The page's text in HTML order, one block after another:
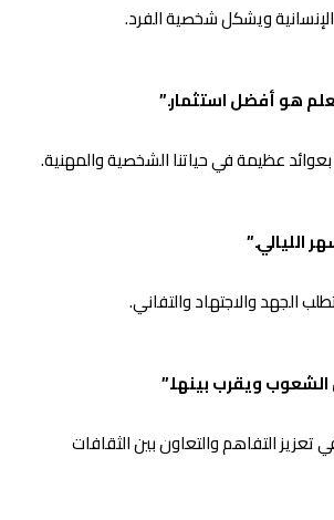
الإنسانية ويشكل شخصية الفرد.
هو أفضل استثمار.”
بعوائد عظيمة في حياتنا الشخصية والمهنية.
الليالي.”
الجهد والاجتهاد والتفاني.
الشعوب ويقرب بينها.”
التفاهم والتعاون بين الثقافات